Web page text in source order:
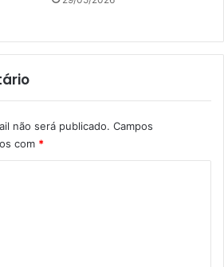
não será publicado. Campos
com *